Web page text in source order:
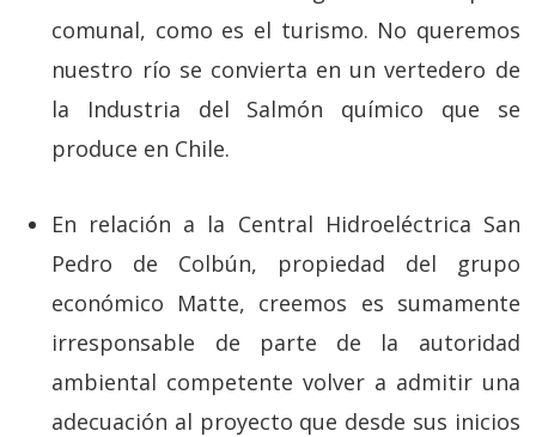
comunal, como es el turismo. No queremos
nuestro río se convierta en un vertedero de
la Industria del Salmón químico que se
produce en Chile.
En relación a la Central Hidroeléctrica San
Pedro de Colbún, propiedad del grupo
económico Matte, creemos es sumamente
irresponsable de parte de la autoridad
ambiental competente volver a admitir una
adecuación al proyecto que desde sus inicios